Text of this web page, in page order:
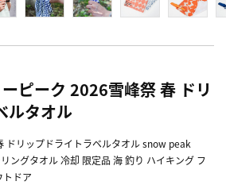
ピーク 2026雪峰祭 春 ドリ
ルタオル
ドリップドライトラベルタオル snow peak
ングタオル 冷却 限定品 海 釣り ハイキング フ
トドア